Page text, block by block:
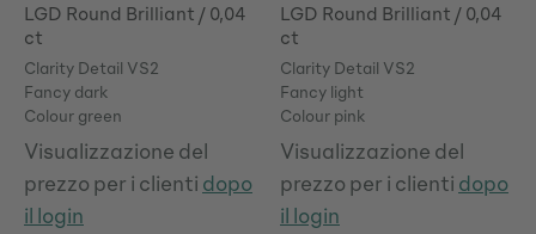
LGD Round Brilliant / 0,04
ct
Clarity Detail VS2
Fancy dark
Colour green
Visualizzazione del
prezzo per i clienti dopo
il login
LGD Round Brilliant / 0,04
ct
Clarity Detail VS2
Fancy light
Colour pink
Visualizzazione del
prezzo per i clienti dopo
il login